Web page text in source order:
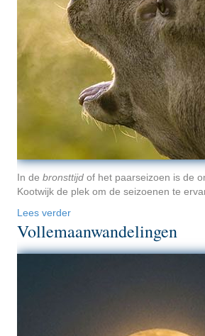
In de bronsttijd of het paarseizoen is de
Kootwijk de plek om de seizoenen te
Lees verder
Vollemaanwandelingen